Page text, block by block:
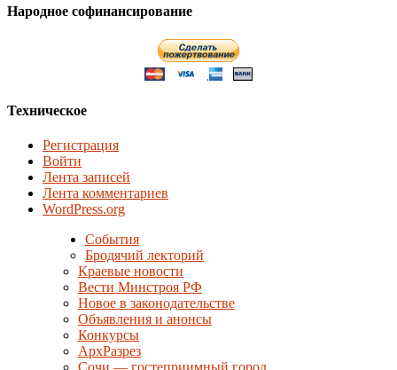
Народное софинансирование
Техническое
Регистрация
Войти
Лента записей
Лента комментариев
WordPress.org
События
Бродячий лекторий
Краевые новости
Вести Минстроя РФ
Новое в законодательстве
Объявления и анонсы
Конкурсы
АрхРазрез